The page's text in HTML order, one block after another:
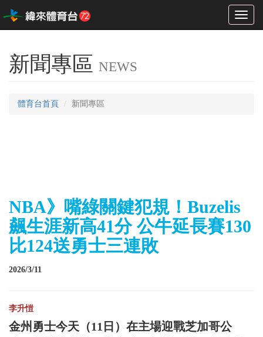
Toggle
新聞專區 NEWS
體育台首頁 新聞專區
NBA》嘴綠關鍵犯規！Buzelis
飆生涯新高41分 公牛延長賽130
比124送勇士三連敗
2026/3/11
李升愷
金州勇士今天（11日）在主場迎戰芝加哥公